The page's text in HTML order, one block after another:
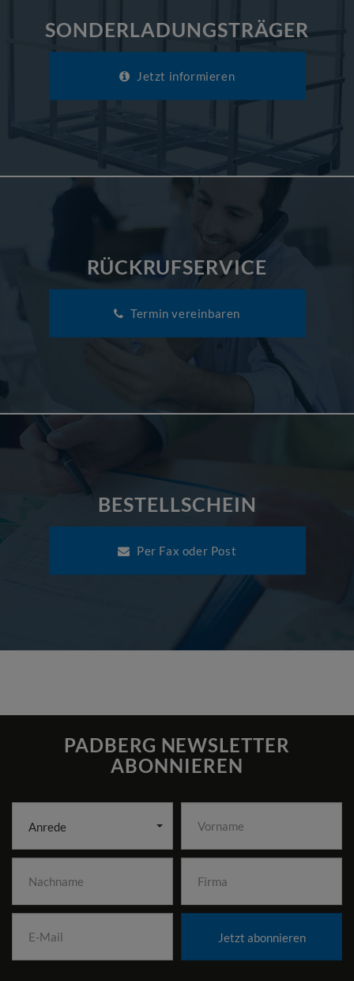
SONDERLADUNGSTRÄGER
Jetzt informieren
RÜCKRUFSERVICE
Termin vereinbaren
BESTELLSCHEIN
Per Fax oder Post
PADBERG NEWSLETTER
ABONNIEREN
Anrede
Jetzt abonnieren